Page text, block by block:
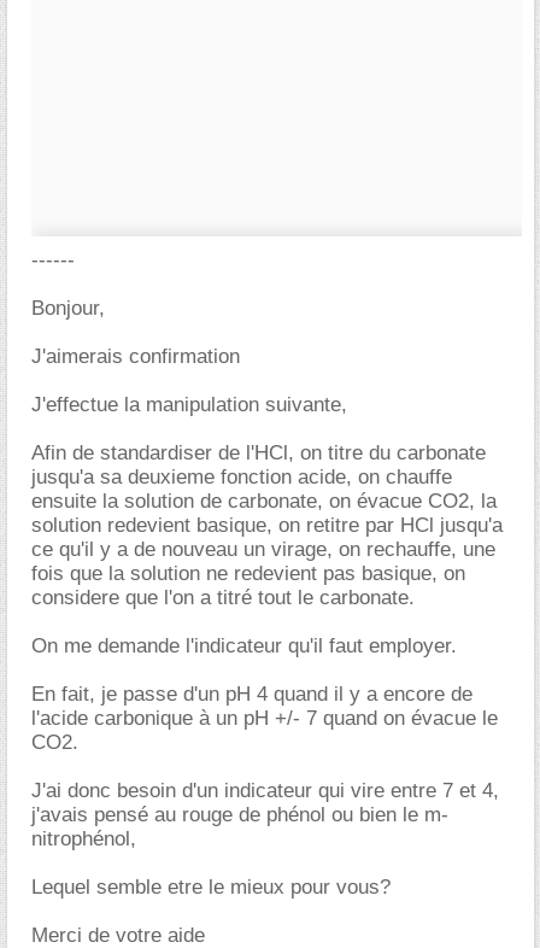
------
Bonjour,
J'aimerais confirmation
J'effectue la manipulation suivante,
Afin de standardiser de l'HCl, on titre du carbonate
jusqu'a sa deuxieme fonction acide, on chauffe
ensuite la solution de carbonate, on évacue CO2, la
solution redevient basique, on retitre par HCl jusqu'a
ce qu'il y a de nouveau un virage, on rechauffe, une
fois que la solution ne redevient pas basique, on
considere que l'on a titré tout le carbonate.
On me demande l'indicateur qu'il faut employer.
En fait, je passe d'un pH 4 quand il y a encore de
l'acide carbonique à un pH +/- 7 quand on évacue le
CO2.
J'ai donc besoin d'un indicateur qui vire entre 7 et 4,
j'avais pensé au rouge de phénol ou bien le m-
nitrophénol,
Lequel semble etre le mieux pour vous?
Merci de votre aide